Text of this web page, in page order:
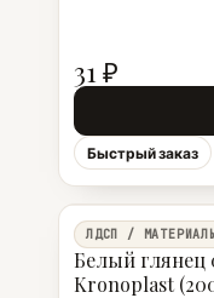
31 ₽
Быстрый заказ
ЛДСП /
Белый глянец
Kronoplast